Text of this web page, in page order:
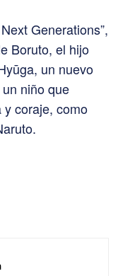
Generations”,
Boruto, el hijo
un nuevo
niño que
coraje, como